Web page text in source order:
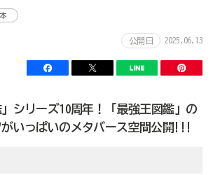
公開日 2025.06.13
シリーズ10周年！「最強王図鑑」の
いっぱいのメタバース空間公開!!!